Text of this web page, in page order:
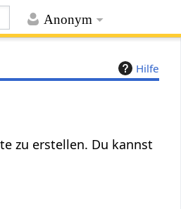
Anonym
Hilfe
zu erstellen. Du kannst